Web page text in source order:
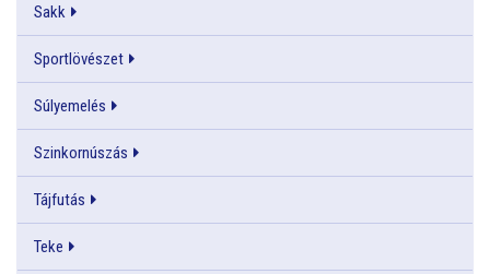
Sakk
Sportlövészet
Súlyemelés
Szinkornúszás
Tájfutás
Teke